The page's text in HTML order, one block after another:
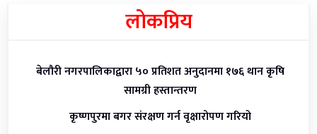
लोकप्रिय
बेलौरी नगरपालिकाद्वारा ५० प्रतिशत अनुदानमा १७६ थान कृषि
सामग्री हस्तान्तरण
कृष्णपुरमा बगर संरक्षण गर्न वृक्षारोपण गरियो